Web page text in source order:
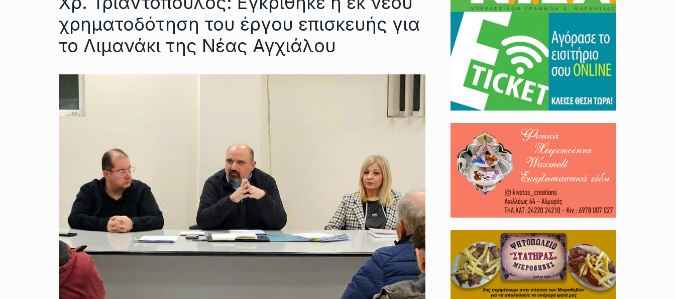
χρηματοδότηση του έργου επισκευής για
το Λιμανάκι της Νέας Αγχιάλου